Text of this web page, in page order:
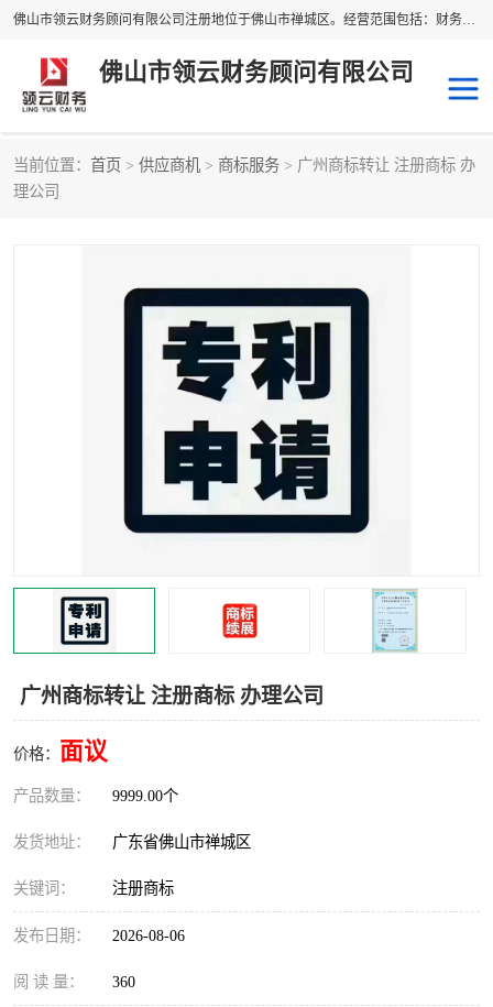
佛山市领云财务顾问有限公司注册地位于佛山市禅城区。经营范围包括：财务咨询，税务服务，企业管理咨询，信息咨询服务，法律咨询顾问，商务代理代办等服务；主要项目有：代理记账，旧账账务处理，疑难账务处理，建账审账；纳税申报，网上申请发票，企业税务分析、审查与评估；注册个体工商户，注册公司，公司注销；企业名称、地址、法人、股东、经营范围、营业期限等资料变更；商标注册、商标转让。财税审计、税务咨询、公司年审。
佛山市领云财务顾问有限公司
当前位置： 首页 > 供应商机 > 商标服务 > 广州商标转让 注册商标 办
理公司
广州商标转让 注册商标 办理公司
价格： 面议
产品数量： 9999.00个
发货地址： 广东省佛山市禅城区
关键词： 注册商标
发布日期： 2026-08-06
阅 读 量： 360
补贴申办
进出口经营权